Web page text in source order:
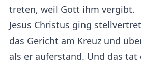
treten, weil Gott ihm vergibt.
Jesus Christus ging
das Gericht am Kreuz und
als er auferstand. Und das